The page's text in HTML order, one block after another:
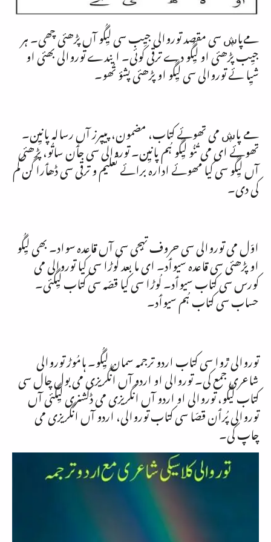
مےپاڜ سی مقصد توروالی جیِب سی لیِگُو آں پڑھئی چھی۔ ہر
جیِب پڑھئی او لیِگُو دے ترقی کوئی۔ ایندے توروالی بھئی او
شیِا ئے توروالی سی لیِگُو او پڑھئی پشؤ تُھو۔
مے پاڜ می تھوئے کتاب، مضمون، پیپرز آں رسالہ پانیِن۔
تھوئے ای می تُنُو لیِگُو ہُم پانیِن۔ توروالی سی جٲن ساتُو، پڑھئی
آں لیِگُو سی کیا مھوئے ادارہ برائے تعلیم و ترقی سی ڈھٲرا گن کم
کی دی۔
اوّل می توروالی سی حروف تہجی سی آں قاعدہ سواد۔ بھی لیِگُو
او پڑھئی سی قاعدہ سیوٲد۔ ای ما بعد لُوڑا سی کیا توروالی می
کورس سی کتاب سیوٲد۔ لُوڑا سی کیا قصّہ سی کتاب لیِگئی۔
حساب سی کتاب ہُم سیوٲد۔
توروالی ڙوا سی کتاب اردو ترجمہ سمان لیِگُو۔ ہامُوڑ توروالی
شاعری جمع کی۔ توروالی او اردو آں انگریزی می بول چال سی
کتاب لیگُو، توروالی او اردو آں انگریزی می ڈکشنری لیِگئی آں
توروالی پُرٲن قصّا سی کتاب توروالی، اردو آں انگریزی می
چاپ کی۔